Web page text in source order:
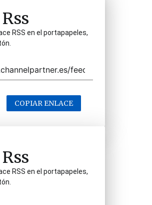
RSS en el portapapeles,
COPIAR ENLACE
RSS en el portapapeles,